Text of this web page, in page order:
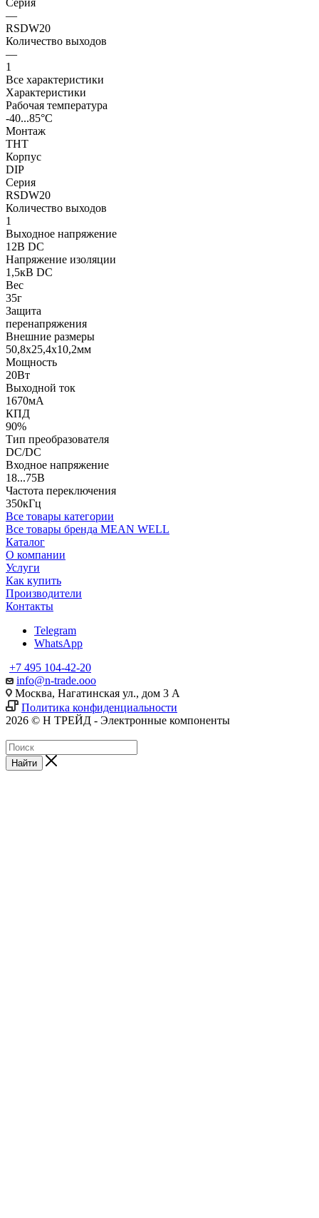
—
RSDW20
Количество выходов
—
1
Все характеристики
Характеристики
Рабочая температура
-40...85°C
Монтаж
THT
Корпус
DIP
Серия
RSDW20
Количество выходов
1
Выходное напряжение
12В DC
Напряжение изоляции
1,5кВ DC
Вес
35г
Защита
перенапряжения
Внешние размеры
50,8x25,4x10,2мм
Мощность
20Вт
Выходной ток
1670мА
КПД
90%
Тип преобразователя
DC/DC
Входное напряжение
18...75В
Частота переключения
350кГц
Все товары категории
Все товары бренда MEAN WELL
Каталог
О компании
Услуги
Как купить
Производители
Контакты
Telegram
WhatsApp
+7 495 104-42-20
info@n-trade.ooo
Москва, Нагатинская ул., дом 3 А
Политика конфиденциальности
2026 © Н ТРЕЙД - Электронные компоненты
Найти